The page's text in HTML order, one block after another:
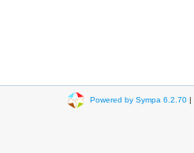
Powered by Sympa 6.2.70|